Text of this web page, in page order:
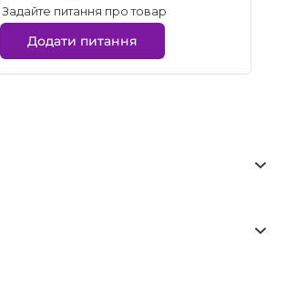
Задайте питання про товар
Додати питання